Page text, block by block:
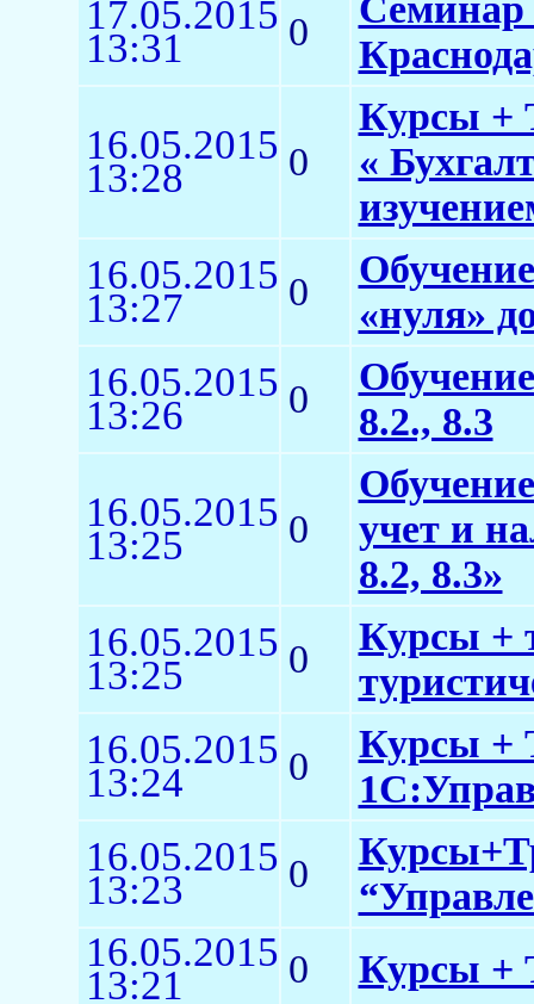
17.05.2015
13:31 0
Семинар
16.05.2015
13:28 0
Курсы +
«
16.05.2015
13:27 0
«нуля»
16.05.2015
13:26 0
8.2., 8.3
16.05.2015
13:25 0
учет и
8.2, 8.3»
16.05.2015
13:25 0
Курсы +
16.05.2015
13:24 0
Курсы +
16.05.2015
13:23 0
16.05.2015
13:21 0 Курсы +